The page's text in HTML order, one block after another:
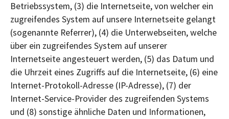
Betriebssystem, (3) die Internetseite, von welcher ein
zugreifendes System auf unsere Internetseite gelangt
(sogenannte Referrer), (4) die Unterwebseiten, welche
über ein zugreifendes System auf unserer
Internetseite angesteuert werden, (5) das Datum und
die Uhrzeit eines Zugriffs auf die Internetseite, (6) eine
Internet-Protokoll-Adresse (IP-Adresse), (7) der
Internet-Service-Provider des zugreifenden Systems
und (8) sonstige ähnliche Daten und Informationen,